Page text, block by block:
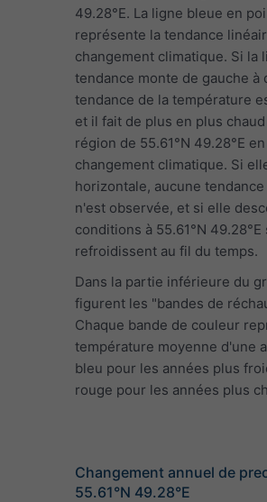
49.28°E. La ligne bleue en
représente la tendance
changement climatique. Si la
tendance monte de gauche à
tendance de la température
et il fait de plus en plus
région de 55.61°N 49.28°E
changement climatique. Si
horizontale, aucune
n'est observée, et si elle
conditions à 55.61°N 49.28°E
refroidissent au fil du temps.
Dans la partie inférieure du
figurent les "bandes de
Chaque bande de couleur
température moyenne d'une
bleu pour les années plus
rouge pour les années plus
Changement annuel de
55.61°N 49.28°E